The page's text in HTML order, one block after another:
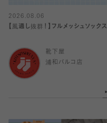
2026.08.06
【風通し抜群！】フルメッシュソックス
靴下屋
浦和パルコ店